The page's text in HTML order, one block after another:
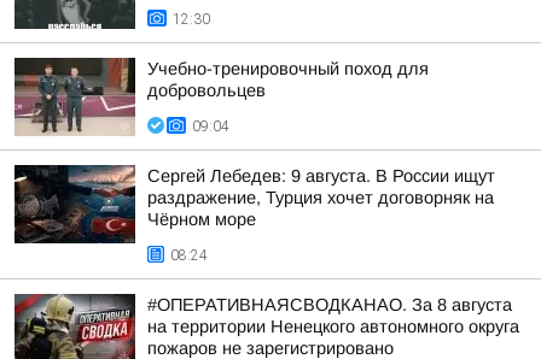
12:30
Учебно-тренировочный поход для
добровольцев
09:04
Сергей Лебедев: 9 августа. В России ищут
раздражение, Турция хочет договорняк на
Чёрном море
08:24
#ОПЕРАТИВНАЯСВОДКАНАО. За 8 августа
на территории Ненецкого автономного округа
пожаров не зарегистрировано